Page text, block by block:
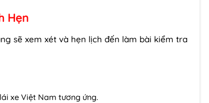
Hẹn
sẽ xem xét và hẹn lịch đến làm bài kiểm tra
xe Việt Nam tương ứng.